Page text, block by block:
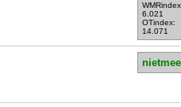
6.021
OTindex:
14.071